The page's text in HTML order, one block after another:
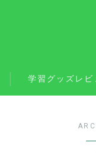
学習グッズレビ